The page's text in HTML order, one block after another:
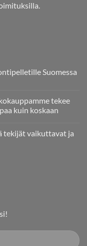
Suomessa
tekee
kuin koskaan
tekijät vaikuttavat ja